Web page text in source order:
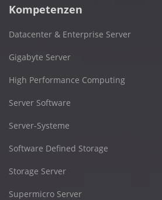
Kompetenzen
Datacenter & Enterprise Server
Gigabyte Server
High Performance Computing
Server Software
Server-Systeme
Software Defined Storage
Storage Server
Supermicro Server